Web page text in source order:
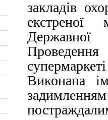
закладів
екстреної
Виконана